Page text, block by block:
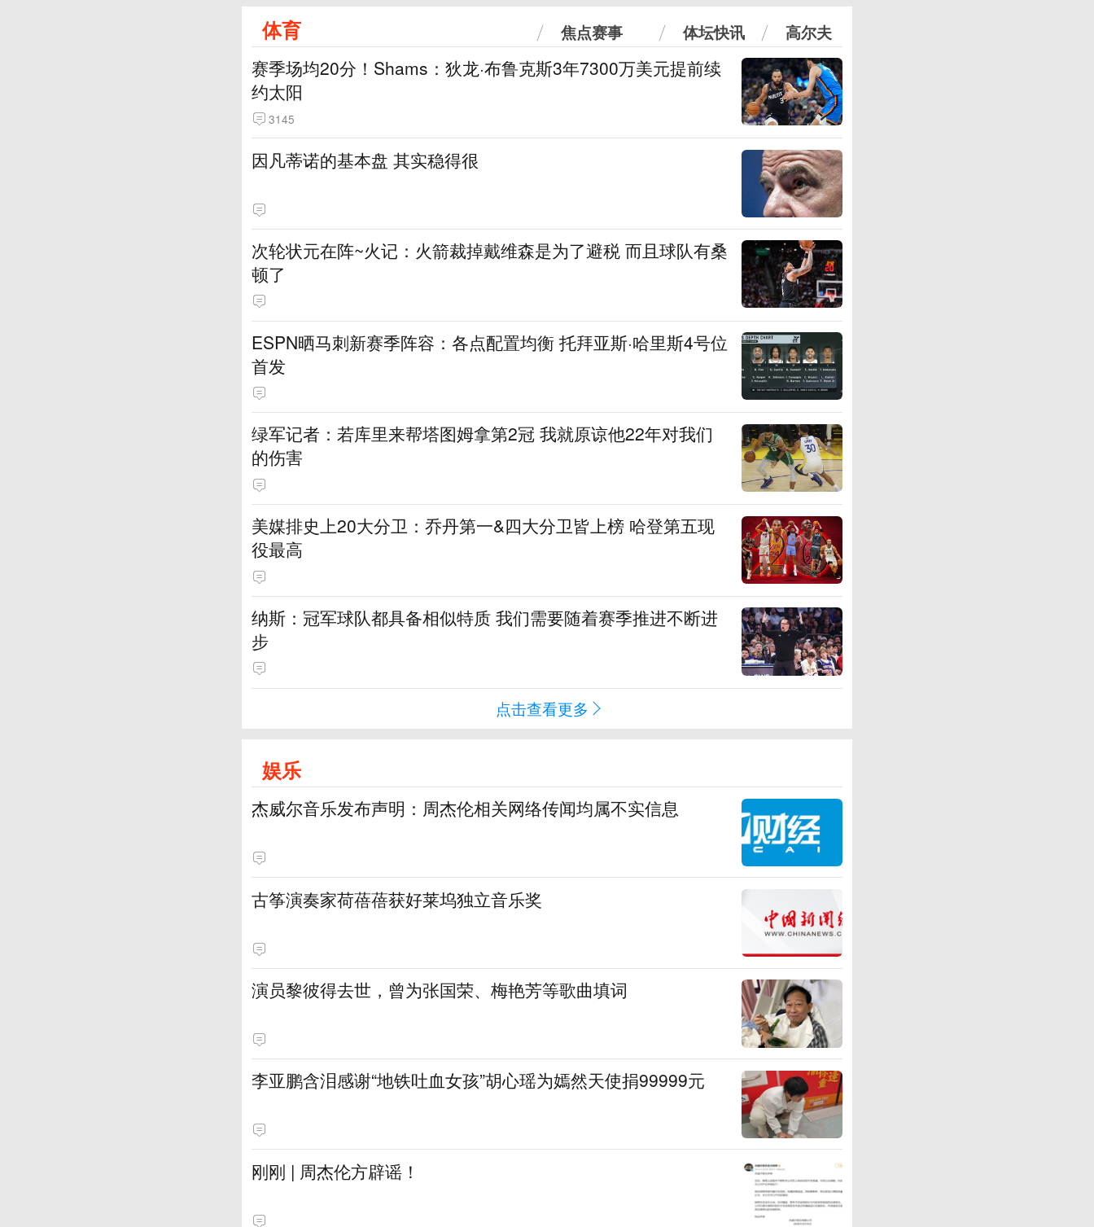
体育 焦点赛事 体坛快讯 高尔夫
赛季场均20分！Shams：狄龙·布鲁克斯3年7300万美元提前续
约太阳
3145
因凡蒂诺的基本盘 其实稳得很
次轮状元在阵~火记：火箭裁掉戴维森是为了避税 而且球队有桑
顿了
ESPN晒马刺新赛季阵容：各点配置均衡 托拜亚斯·哈里斯4号位
首发
绿军记者：若库里来帮塔图姆拿第2冠 我就原谅他22年对我们
的伤害
美媒排史上20大分卫：乔丹第一&四大分卫皆上榜 哈登第五现
役最高
纳斯：冠军球队都具备相似特质 我们需要随着赛季推进不断进
步
点击查看更多
娱乐
杰威尔音乐发布声明：周杰伦相关网络传闻均属不实信息
古筝演奏家荷蓓蓓获好莱坞独立音乐奖
演员黎彼得去世，曾为张国荣、梅艳芳等歌曲填词
李亚鹏含泪感谢“地铁吐血女孩”胡心瑶为嫣然天使捐99999元
刚刚 | 周杰伦方辟谣！